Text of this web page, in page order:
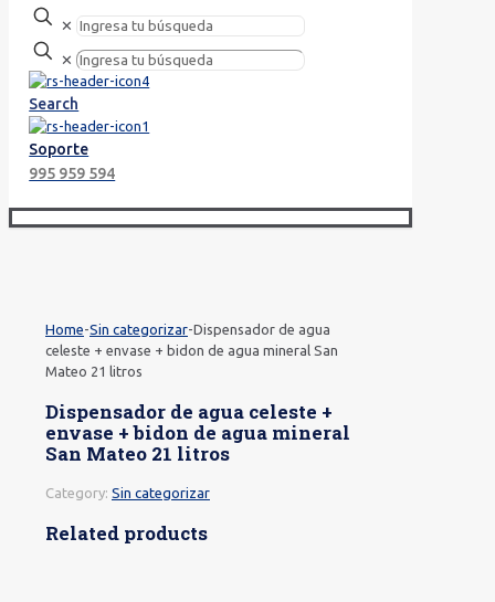
✕
✕
Search
Soporte
995 959 594
Home-Sin categorizar-Dispensador de agua
celeste + envase + bidon de agua mineral San
Mateo 21 litros
Dispensador de agua celeste +
envase + bidon de agua mineral
San Mateo 21 litros
Category: Sin categorizar
Related products